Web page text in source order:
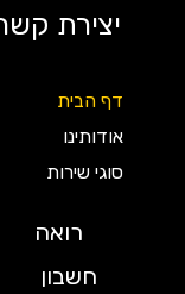
יצירת קשר
דף הבית
אודותינו
סוגי שירות
רואה
חשבון